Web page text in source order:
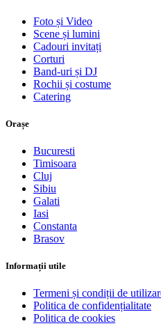
Foto și Video
Scene și lumini
Cadouri invitați
Corturi
Band-uri și DJ
Rochii și costume
Catering
Orașe
Bucuresti
Timisoara
Cluj
Sibiu
Galati
Iasi
Constanta
Brasov
Informații utile
Termeni și condiții de
Politica de confidențialitate
Politica de cookies